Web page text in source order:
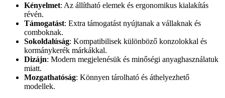
Kényelmet: Az állítható elemek és ergonomikus kialakítás
révén.
Támogatást: Extra támogatást nyújtanak a vállaknak és
comboknak.
Sokoldalúság: Kompatibilisek különböző konzolokkal és
kormánykerék márkákkal.
Dizájn: Modern megjelenésük és minőségi anyaghasználatuk
miatt.
Mozgathatóság: Könnyen tárolható és áthelyezhető
modellek.